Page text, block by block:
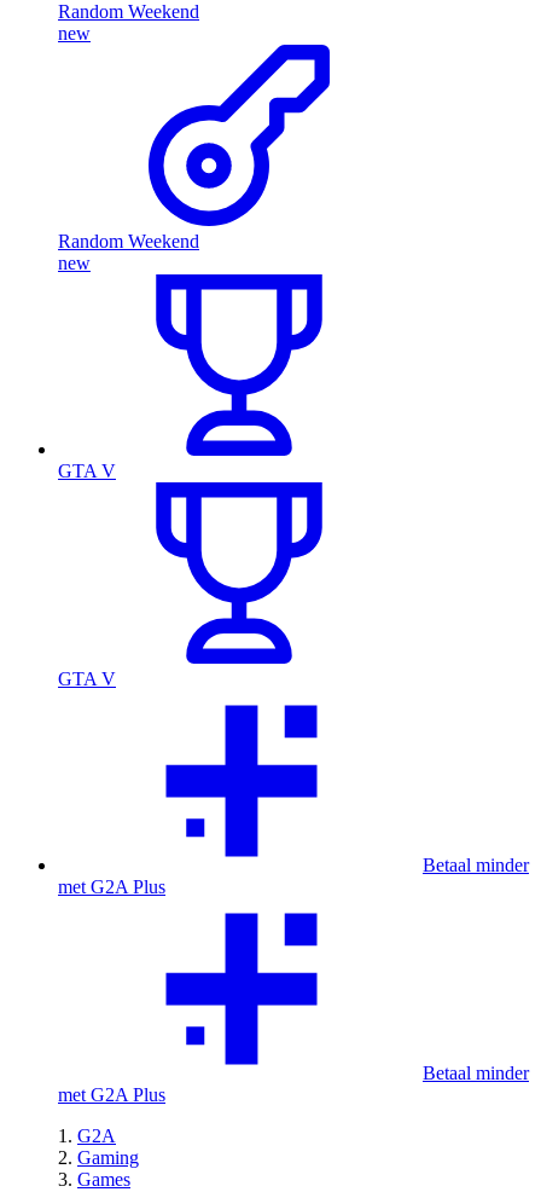
Random Weekend
new
Random Weekend
new
GTA V
GTA V
Betaal minder
met G2A Plus
Betaal minder
met G2A Plus
G2A
Gaming
Games